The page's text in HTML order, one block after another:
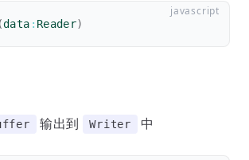
(data : Reader)
输出到 Writer 中